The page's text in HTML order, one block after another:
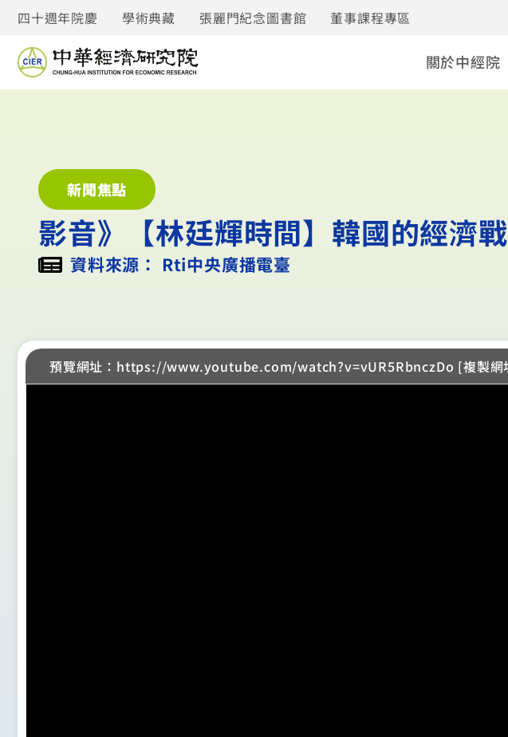
四十週年院慶 學術典藏 張麗門紀念圖書館 董事課程專區
關於中經院
新聞焦點
影音》【林廷輝時間】韓國的經濟
資料來源： Rti中央廣播電臺
預覽網址：https://www.youtube.com/watch?v=vUR5RbnczDo [複製網